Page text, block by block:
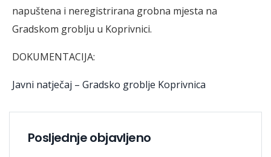
napuštena i neregistrirana grobna mjesta na
Gradskom groblju u Koprivnici.
DOKUMENTACIJA:
Javni natječaj – Gradsko groblje Koprivnica
Posljednje objavljeno